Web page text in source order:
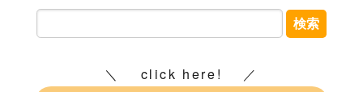
検索
click here!